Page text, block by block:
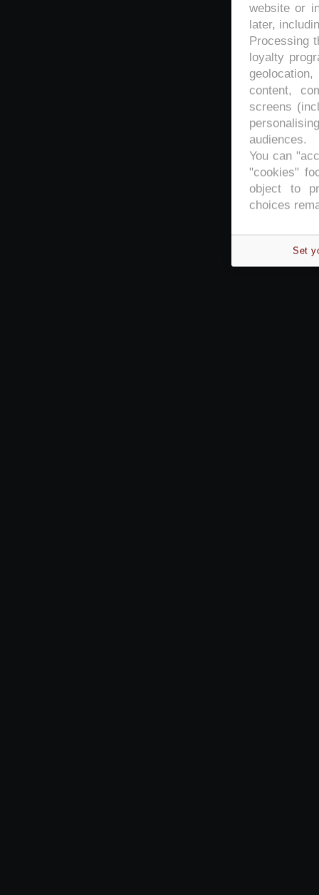
website or
later,
Processing
loyalty
content,
screens
audiences.
You can
"cookies"
object to
choices
Set